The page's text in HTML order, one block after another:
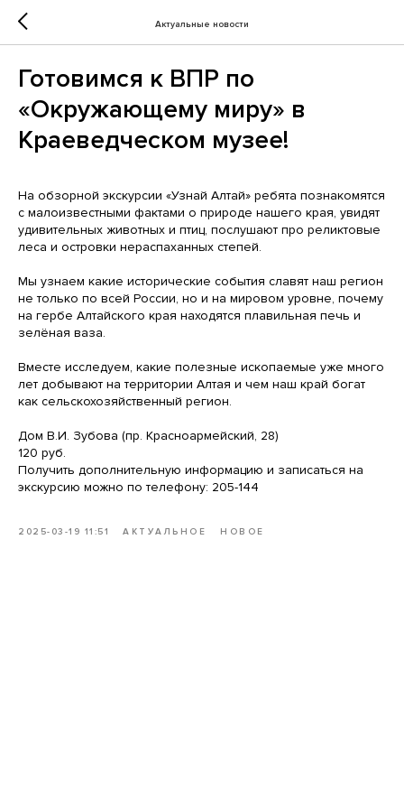
Актуальные новости
Готовимся к ВПР по
«Окружающему миру» в
Краеведческом музее!
На обзорной экскурсии «Узнай Алтай» ребята познакомятся
с малоизвестными фактами о природе нашего края, увидят
удивительных животных и птиц, послушают про реликтовые
леса и островки нераспаханных степей.
Мы узнаем какие исторические события славят наш регион
не только по всей России, но и на мировом уровне, почему
на гербе Алтайского края находятся плавильная печь и
зелёная ваза.
Вместе исследуем, какие полезные ископаемые уже много
лет добывают на территории Алтая и чем наш край богат
как сельскохозяйственный регион.
Дом В.И. Зубова (пр. Красноармейский, 28)
120 руб.
Получить дополнительную информацию и записаться на
экскурсию можно по телефону: 205-144
2025-03-19 11:51 АКТУАЛЬНОЕ НОВОЕ